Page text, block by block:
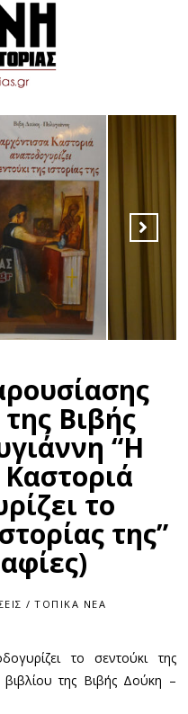
Βιβής
“Η
το
της”
/ ΤΟΠΙΚΆ ΝΈΑ
το σεντούκι της
βιβλίου της Βιβής Δούκη –